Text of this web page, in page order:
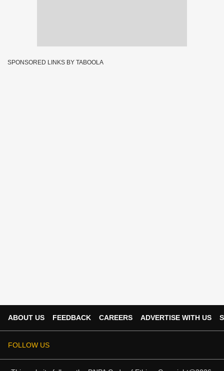
SPONSORED LINKS BY TABOOLA
ABOUT US FEEDBACK CAREERS ADVERTISE WITH US
FOLLOW US